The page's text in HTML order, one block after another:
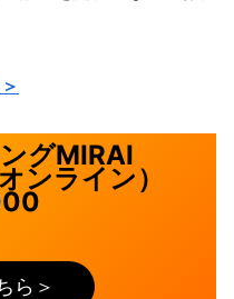
グMIRAI
ンライン）
ら＞